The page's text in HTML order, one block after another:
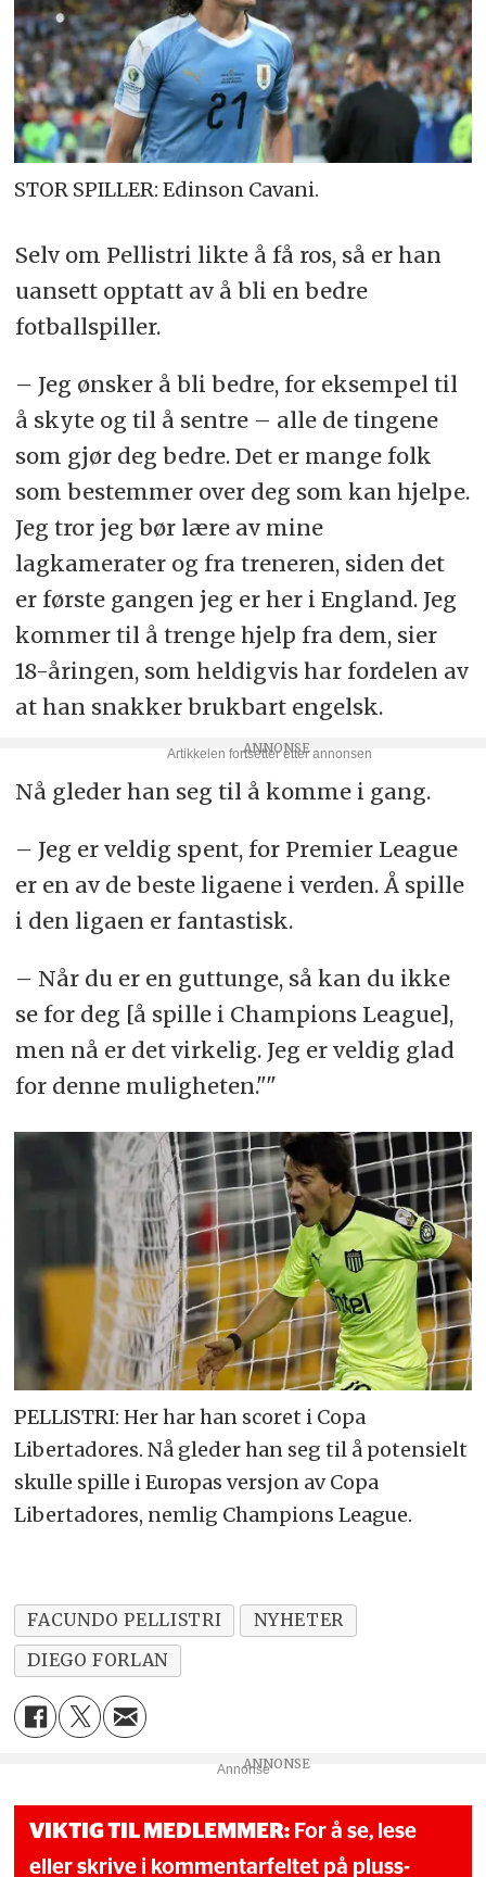
STOR SPILLER: Edinson Cavani.
Selv om Pellistri likte å få ros, så er han
uansett opptatt av å bli en bedre
fotballspiller.
– Jeg ønsker å bli bedre, for eksempel til
å skyte og til å sentre – alle de tingene
som gjør deg bedre. Det er mange folk
som bestemmer over deg som kan hjelpe.
Jeg tror jeg bør lære av mine
lagkamerater og fra treneren, siden det
er første gangen jeg er her i England. Jeg
kommer til å trenge hjelp fra dem, sier
18-åringen, som heldigvis har fordelen av
at han snakker brukbart engelsk.
Nå gleder han seg til å komme i gang.
– Jeg er veldig spent, for Premier League
er en av de beste ligaene i verden. Å spille
i den ligaen er fantastisk.
– Når du er en guttunge, så kan du ikke
se for deg [å spille i Champions League],
men nå er det virkelig. Jeg er veldig glad
for denne muligheten.
PELLISTRI: Her har han scoret i Copa
Libertadores. Nå gleder han seg til å potensielt
skulle spille i Europas versjon av Copa
Libertadores, nemlig Champions League.
FACUNDO PELLISTRI
NYHETER
DIEGO FORLAN
Annonse
VIKTIG TIL MEDLEMMER: For å se, lese
eller skrive i kommentarfeltet på pluss-